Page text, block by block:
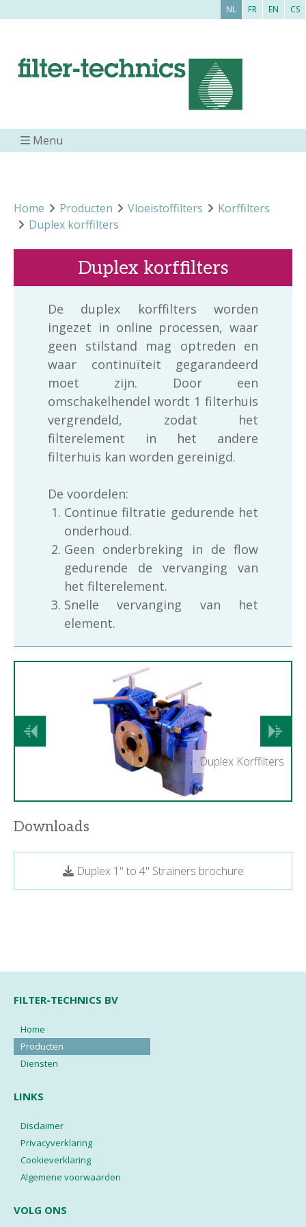
NL FR EN CS
Menu
Home Producten Vloeistoffilters
Korffilters
Duplex korffilters
Duplex korffilters
De duplex korffilters worden
ingezet in online processen, waar
geen stilstand mag optreden en
waar continuïteit gegarandeerd
moet zijn. Door een
omschakelhendel wordt 1 filterhuis
vergrendeld, zodat het
filterelement in het andere
filterhuis kan worden gereinigd.
De voordelen:
Continue filtratie gedurende het
onderhoud.
Geen onderbreking in de flow
gedurende de vervanging van
het filterelement.
Snelle vervanging van het
element.
Vorige
Duplex Korffilters
Downloads
Duplex 1" to 4" Strainers brochure
FILTER-TECHNICS BV
Home
Producten
Diensten
LINKS
Disclaimer
Privacyverklaring
Cookieverklaring
Algemene voorwaarden
VOLG ONS